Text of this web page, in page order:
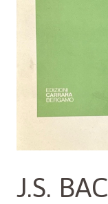
J.S.